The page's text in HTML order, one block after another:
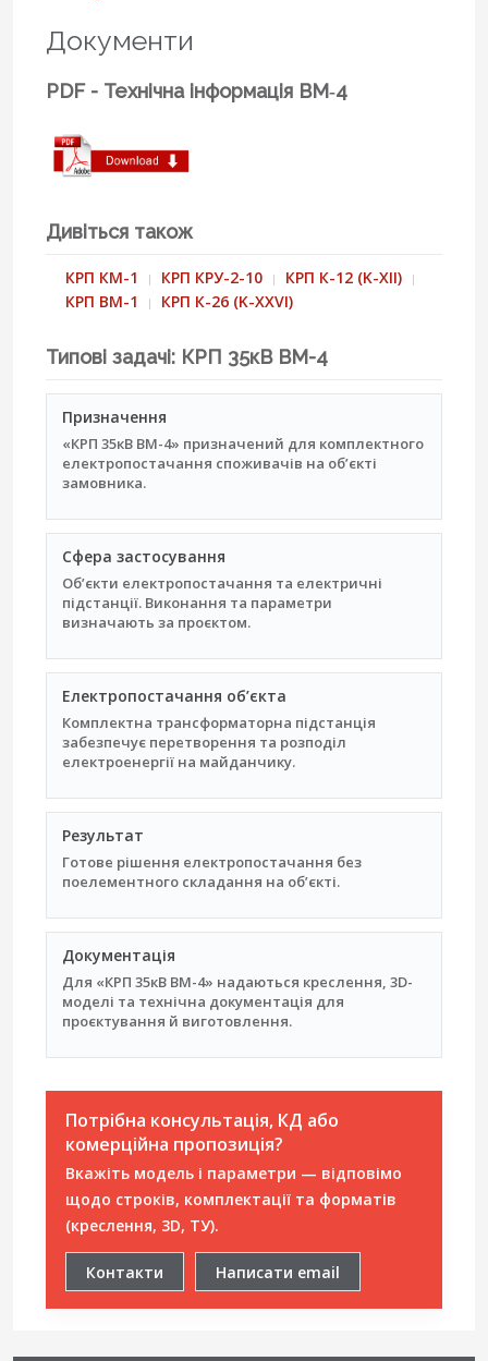
Документи
PDF - Технічна інформація ВМ‑4
Дивіться також
КРП КМ-1 КРП КРУ-2-10
КРП К-12 (K-XII)
КРП ВМ-1
КРП К-26 (K-XXVI)
Типові задачі: КРП 35кВ ВМ-4
Призначення
«КРП 35кВ ВМ-4» призначений для комплектного
електропостачання споживачів на об’єкті
замовника.
Сфера застосування
Об’єкти електропостачання та електричні
підстанції. Виконання та параметри
визначають за проєктом.
Електропостачання об’єкта
Комплектна трансформаторна підстанція
забезпечує перетворення та розподіл
електроенергії на майданчику.
Результат
Готове рішення електропостачання без
поелементного складання на об’єкті.
Документація
Для «КРП 35кВ ВМ-4» надаються креслення, 3D-
моделі та технічна документація для
проєктування й виготовлення.
Потрібна консультація, КД або
комерційна пропозиція?
Вкажіть модель і параметри — відповімо
щодо строків, комплектації та форматів
(креслення, 3D, ТУ).
Контакти Написати email